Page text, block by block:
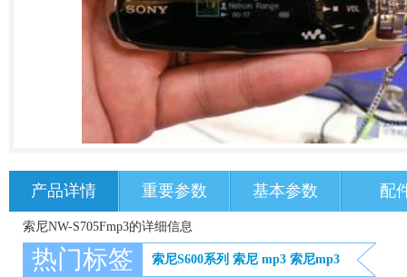
产品详情 重要参数 基本参数 配
索尼NW-S705Fmp3的详细信息
热门标签 索尼S600系列 索尼 mp3 索尼mp3